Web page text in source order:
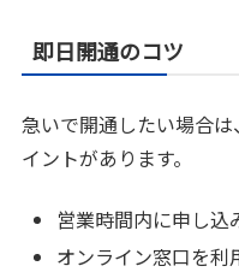
即日開通のコツ
急いで開通したい場合
イントがあります。
営業時間内に申し込
オンライン窓口を利